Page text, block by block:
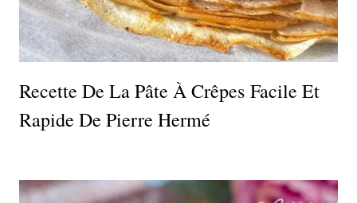
Recette De La Pâte À Crêpes Facile Et
Rapide De Pierre Hermé